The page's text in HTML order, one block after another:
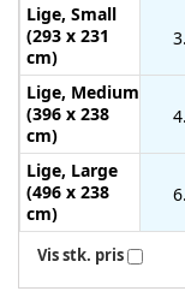
Lige, Small
(293 x 231
cm)
Lige, Medium
(396 x 238
cm)
Lige, Large
(496 x 238
cm)
Vis stk. pris